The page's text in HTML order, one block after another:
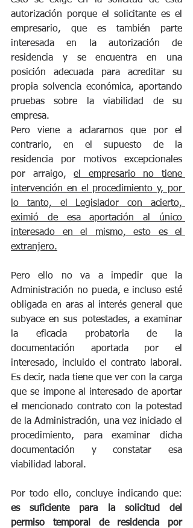
autorización porque el solicitante es el
empresario, que es también parte
interesada en la autorización de
residencia y se encuentra en una
posición adecuada para acreditar su
propia solvencia económica, aportando
pruebas sobre la viabilidad de su
empresa.
Pero viene a aclararnos que por el
contrario, en el supuesto de la
residencia por motivos excepcionales
por arraigo, el empresario no tiene
intervención en el procedimiento y, por
lo tanto, el Legislador con acierto,
eximió de esa aportación al único
interesado en el mismo, esto es el
extranjero.
Pero ello no va a impedir que la
Administración no pueda, e incluso esté
obligada en aras al interés general que
subyace en sus potestades, a examinar
la eficacia probatoria de la
documentación aportada por el
interesado, incluido el contrato laboral.
Es decir, nada tiene que ver con la carga
que se impone al interesado de aportar
el mencionado contrato con la potestad
de la Administración, una vez iniciado el
procedimiento, para examinar dicha
documentación y constatar esa
viabilidad laboral.
es suficiente para la solicitud del
permiso temporal de residencia por